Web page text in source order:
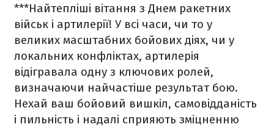
***Найтепліші вітання з Днем ракетних
військ і артилерії! У всі часи, чи то у
великих масштабних бойових діях, чи у
локальних конфліктах, артилерія
відігравала одну з ключових ролей,
визначаючи найчастіше результат бою.
Нехай ваш бойовий вишкіл, самовідданість
і пильність і надалі сприяють зміцненню